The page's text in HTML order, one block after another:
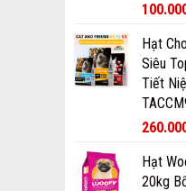
Hạt
Siêu
Tiết
Hạt
20kg